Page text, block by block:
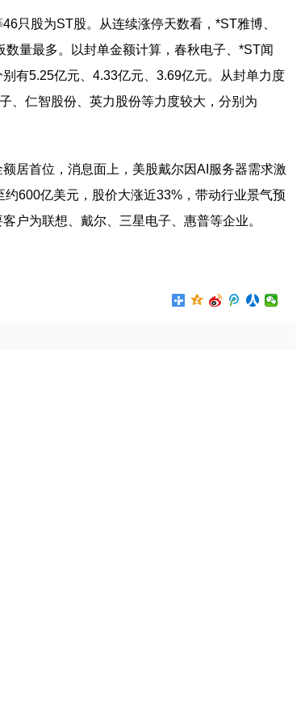
只股为ST股。从连续涨停天数看，*ST雅博、
量最多。以封单金额计算，春秋电子、*ST闻
有5.25亿元、4.33亿元、3.69亿元。从封单力度
、仁智股份、英力股份等力度较大，分别为
居首位，消息面上，美股戴尔因AI服务器需求激
600亿美元，股价大涨近33%，带动行业景气预
户为联想、戴尔、三星电子、惠普等企业。